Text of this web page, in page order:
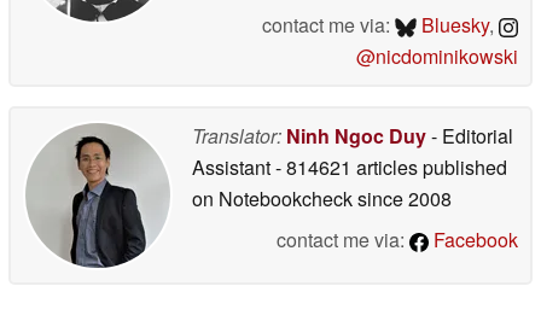
contact me via:
Bluesky,
@nicdominikowski
Translator: Ninh Ngoc Duy- Editorial
Assistant- 814621 articles published
on Notebookchecksince 2008
contact me via:
Facebook